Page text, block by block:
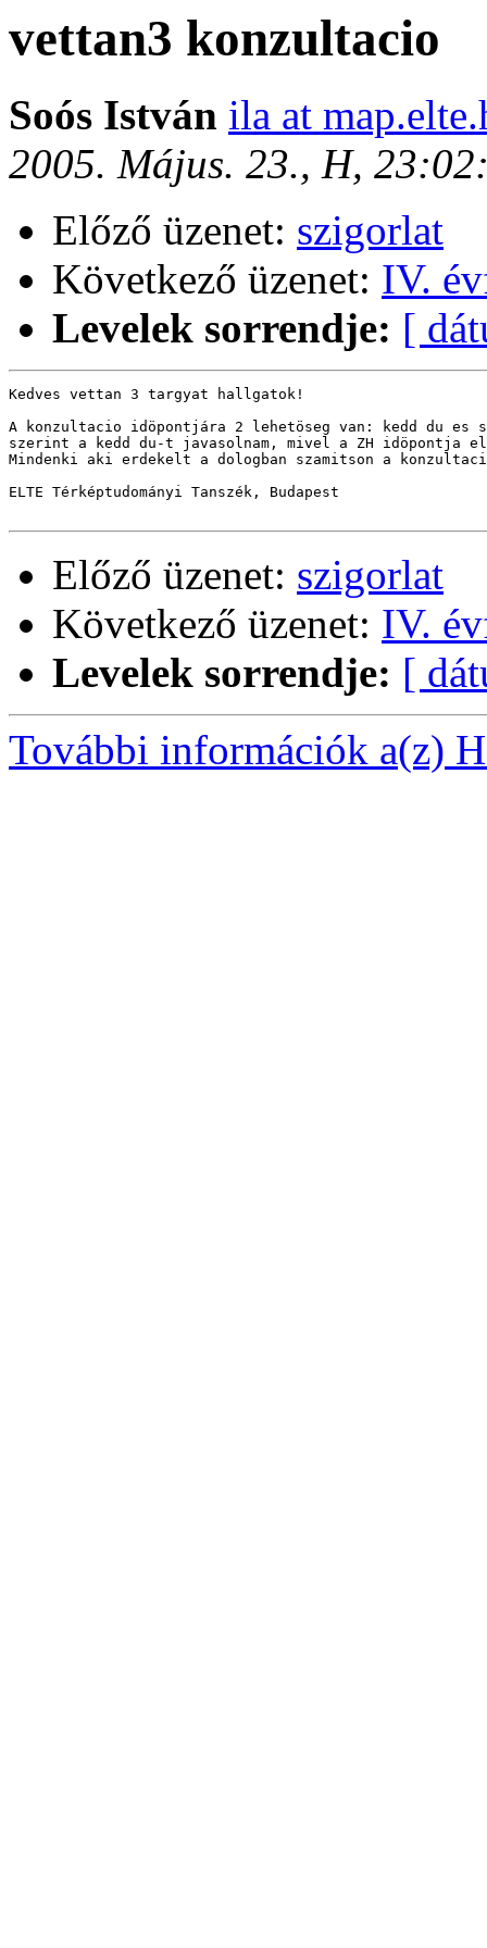
vettan3 konzultacio
Soós István ila at
2005. Május. 23., H,
Előző üzenet: szigorlat
Következő üzenet: IV.
Levelek sorrendje: [
Kedves vettan 3 targyat hallgatok!
A konzultacio idöpontjára 2 lehetöseg van: kedd du es
szerint a kedd du-t javasolnam, mivel a ZH idöpontja
Mindenki aki erdekelt a dologban szamitson a
ELTE Térképtudományi Tanszék, Budapest
Előző üzenet: szigorlat
Következő üzenet: IV.
Levelek sorrendje: [
További információk a(z)